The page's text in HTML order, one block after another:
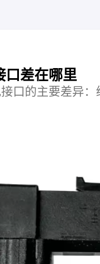
口差在哪里
口的主要差异